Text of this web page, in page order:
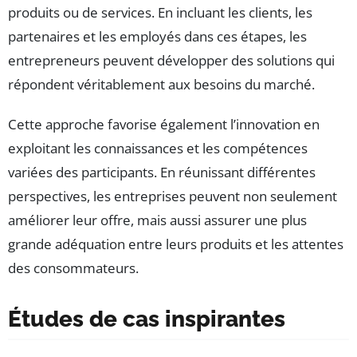
produits ou de services. En incluant les clients, les
partenaires et les employés dans ces étapes, les
entrepreneurs peuvent développer des solutions qui
répondent véritablement aux besoins du marché.
Cette approche favorise également l’innovation en
exploitant les connaissances et les compétences
variées des participants. En réunissant différentes
perspectives, les entreprises peuvent non seulement
améliorer leur offre, mais aussi assurer une plus
grande adéquation entre leurs produits et les attentes
des consommateurs.
Études de cas inspirantes